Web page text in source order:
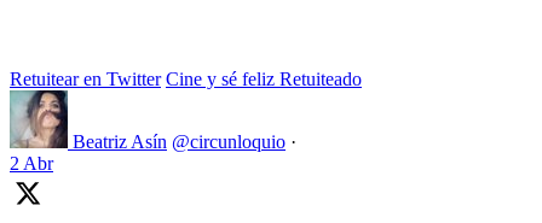
Retuitear en Twitter Cine y sé feliz Retuiteado
Beatriz Asín @circunloquio ·
2 Abr